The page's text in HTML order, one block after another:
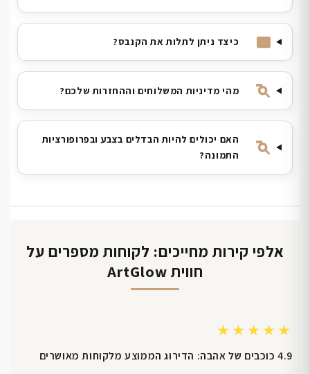
כיצד ניתן לתלות את הקנבס?
מהי מדיניות המשלוחים וההחזרות שלכם?
האם יכולים להיות הבדלים בצבע ובפרופורציות
התמונה?
אלפי קירות מחייכים: לקוחות מספרים על
חווית ArtGlow
★★★★★
4.9 כוכבים של אהבה: הדירוג הממוצע מלקוחות מאושרים